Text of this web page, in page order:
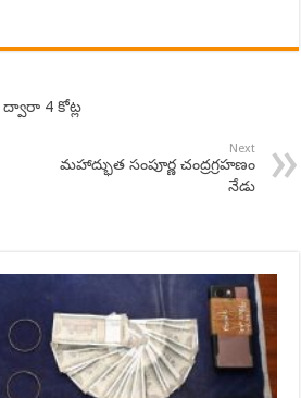
ద్వారా 4 కోట్ల
Next
మహాద్భుత సంపూర్ణ చంద్రగ్రహణం
నేడు